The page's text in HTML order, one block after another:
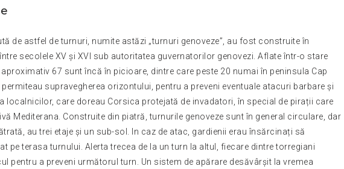
de astfel de turnuri, numite astăzi „turnuri genoveze”, au fost construite în
secolele XV și XVI sub autoritatea guvernatorilor genovezi. Aflate într-o stare
67 sunt încă în picioare, dintre care peste 20 numai în peninsula Cap
supravegherea orizontului, pentru a preveni eventuale atacuri barbare și
localnicilor, care doreau Corsica protejată de invadatori, în special de pirații care
Mediterana. Construite din piatră, turnurile genoveze sunt în general circulare, dar
au trei etaje și un sub-sol. In caz de atac, gardienii erau însărcinați să
pe terasa turnului. Alerta trecea de la un turn la altul, fiecare dintre torregiani
pentru a preveni următorul turn. Un sistem de apărare desăvârșit la vremea